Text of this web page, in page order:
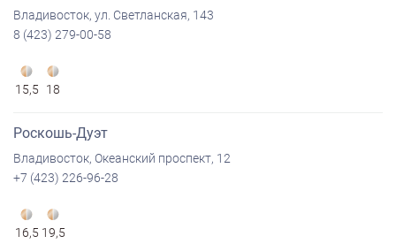
Владивосток, ул. Светланская, 143
8 (423) 279-00-58
15,5 18
Роскошь-Дуэт
Владивосток, Океанский проспект, 12
+7 (423) 226-96-28
16,5 19,5